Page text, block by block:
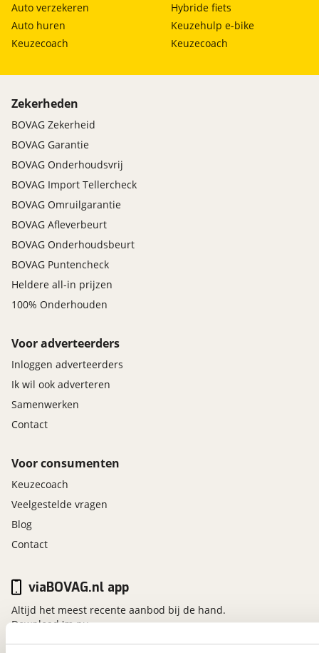
Auto verzekeren
Auto huren
Keuzecoach
Hybride fiets
Keuzehulp e-bike
Keuzecoach
Zekerheden
BOVAG Zekerheid
BOVAG Garantie
BOVAG Onderhoudsvrij
BOVAG Import Tellercheck
BOVAG Omruilgarantie
BOVAG Afleverbeurt
BOVAG Onderhoudsbeurt
BOVAG Puntencheck
Heldere all-in prijzen
100% Onderhouden
Voor adverteerders
Inloggen adverteerders
Ik wil ook adverteren
Samenwerken
Contact
Voor consumenten
Keuzecoach
Veelgestelde vragen
Blog
Contact
viaBOVAG.nl app
Altijd het meest recente aanbod bij de hand.
Download 'm nu.